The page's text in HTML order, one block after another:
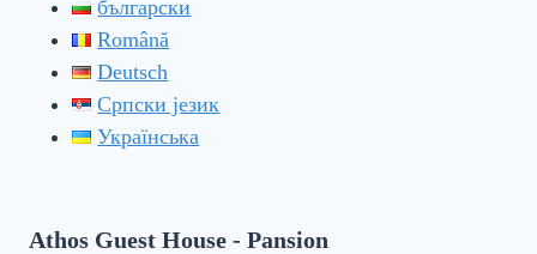
български
Română
Deutsch
Српски језик
Українська
Athos Guest House - Pansion